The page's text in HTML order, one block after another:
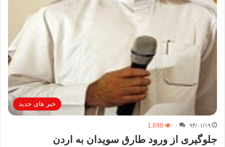
خبر های جدید
۹۴/۰۱/۱۹ ۰ 1,698
جلوگیری از ورود طارق سویدان به اردن